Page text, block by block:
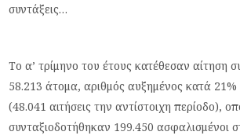
συντάξεις…
Το α’ τρίμηνο του έτους κατέθεσαν αίτηση
58.213 άτομα, αριθμός αυξημένος κατά 21%
(48.041 αιτήσεις την αντίστοιχη περίοδο),
συνταξιοδοτήθηκαν 199.450 ασφαλισμένοι